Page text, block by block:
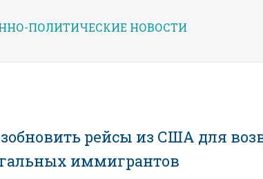
ПОЛИТИЧЕСКИЕ НОВОСТИ
рейсы из США для
иммигрантов